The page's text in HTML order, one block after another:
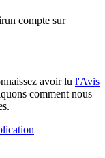
un compte sur
avoir lu l'Avis
comment nous